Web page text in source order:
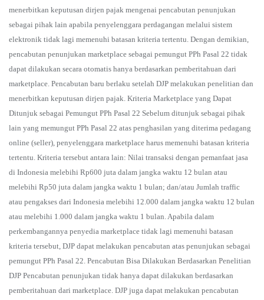
menerbitkan keputusan dirjen pajak mengenai pencabutan penunjukan
sebagai pihak lain apabila penyelenggara perdagangan melalui sistem
elektronik tidak lagi memenuhi batasan kriteria tertentu. Dengan demikian,
pencabutan penunjukan marketplace sebagai pemungut PPh Pasal 22 tidak
dapat dilakukan secara otomatis hanya berdasarkan pemberitahuan dari
marketplace. Pencabutan baru berlaku setelah DJP melakukan penelitian dan
menerbitkan keputusan dirjen pajak. Kriteria Marketplace yang Dapat
Ditunjuk sebagai Pemungut PPh Pasal 22 Sebelum ditunjuk sebagai pihak
lain yang memungut PPh Pasal 22 atas penghasilan yang diterima pedagang
online (seller), penyelenggara marketplace harus memenuhi batasan kriteria
tertentu. Kriteria tersebut antara lain: Nilai transaksi dengan pemanfaat jasa
di Indonesia melebihi Rp600 juta dalam jangka waktu 12 bulan atau
melebihi Rp50 juta dalam jangka waktu 1 bulan; dan/atau Jumlah traffic
atau pengakses dari Indonesia melebihi 12.000 dalam jangka waktu 12 bulan
atau melebihi 1.000 dalam jangka waktu 1 bulan. Apabila dalam
perkembangannya penyedia marketplace tidak lagi memenuhi batasan
kriteria tersebut, DJP dapat melakukan pencabutan atas penunjukan sebagai
pemungut PPh Pasal 22. Pencabutan Bisa Dilakukan Berdasarkan Penelitian
DJP Pencabutan penunjukan tidak hanya dapat dilakukan berdasarkan
pemberitahuan dari marketplace. DJP juga dapat melakukan pencabutan